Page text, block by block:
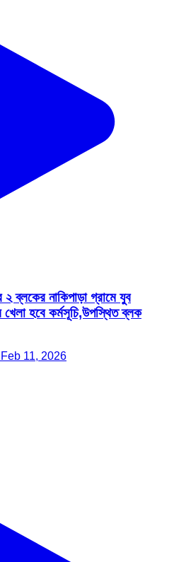
ব্লকের নাকিপাড়া গ্রামে যুব
হবে কর্মসূচি,উপস্থিত ব্লক
11, 2026